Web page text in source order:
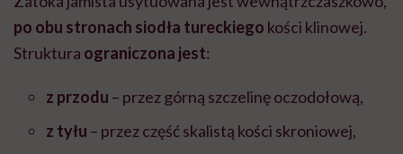
po obu stronach siodła tureckiego kości klinowej.
Struktura ograniczona jest:
z przodu – przez górną szczelinę oczodołową,
z tyłu – przez część skalistą kości skroniowej,